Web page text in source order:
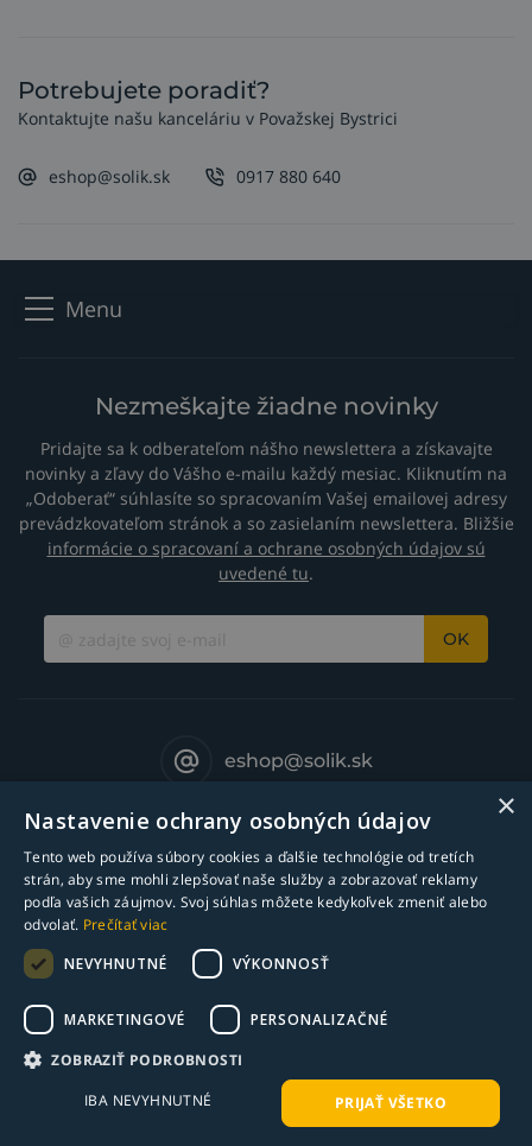
Potrebujete poradiť?
Kontaktujte našu kanceláriu v Považskej Bystrici
eshop@solik.sk 0917 880 640
Menu
Nezmeškajte žiadne novinky
Pridajte sa k odberateľom nášho newslettera a získavajte
novinky a zľavy do Vášho e-mailu každý mesiac. Kliknutím na
„Odoberať“ súhlasíte so spracovaním Vašej emailovej adresy
prevádzkovateľom stránok a so zasielaním newslettera. Bližšie
informácie o spracovaní a ochrane osobných údajov sú
uvedené tu.
OK
eshop@solik.sk
© Copyright 2018-2025 Solík SK, s.r.o. - zváracia technika l Všetky práva
vyhradené
webdesign ©
bart.sk
×
Nastavenie ochrany osobných údajov
Tento web používa súbory cookies a ďalšie technológie od tretích
strán, aby sme mohli zlepšovať naše služby a zobrazovať reklamy
podľa vašich záujmov. Svoj súhlas môžete kedykoľvek zmeniť alebo
odvolať. Prečítať viac
NEVYHNUTNÉ
VÝKONNOSŤ
MARKETINGOVÉ PERSONALIZAČNÉ
ZOBRAZIŤ PODROBNOSTI
PRIJAŤ VŠETKO
IBA NEVYHNUTNÉ